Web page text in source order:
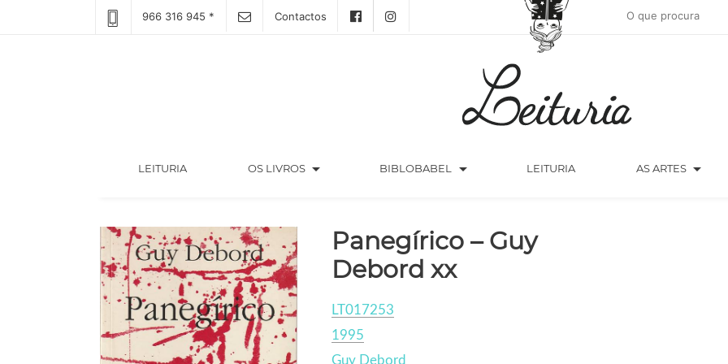
966 316 945 * Contactos
LEITURIA(CURRENT) OS LIVROS arrow_drop_down BIBLOBABEL arrow_drop_down LEITURIA AS ARTES arrow_drop_down
Panegírico – Guy
Debord xx
LT017253
1995
Guy Debord